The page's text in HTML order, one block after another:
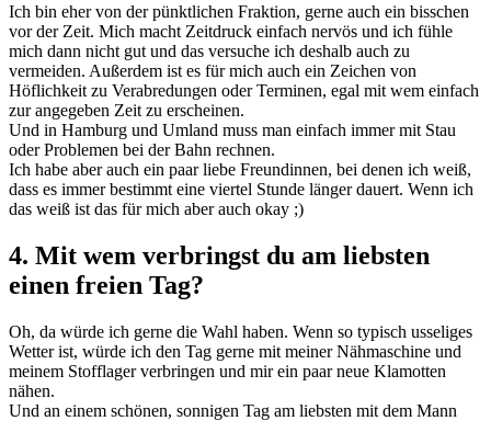
Ich bin eher von der pünktlichen Fraktion, gerne auch ein bisschen
vor der Zeit. Mich macht Zeitdruck einfach nervös und ich fühle
mich dann nicht gut und das versuche ich deshalb auch zu
vermeiden. Außerdem ist es für mich auch ein Zeichen von
Höflichkeit zu Verabredungen oder Terminen, egal mit wem einfach
zur angegeben Zeit zu erscheinen.
Und in Hamburg und Umland muss man einfach immer mit Stau
oder Problemen bei der Bahn rechnen.
Ich habe aber auch ein paar liebe Freundinnen, bei denen ich weiß,
dass es immer bestimmt eine viertel Stunde länger dauert. Wenn ich
das weiß ist das für mich aber auch okay ;)
4. Mit wem verbringst du am liebsten
einen freien Tag?
Oh, da würde ich gerne die Wahl haben. Wenn so typisch usseliges
Wetter ist, würde ich den Tag gerne mit meiner Nähmaschine und
meinem Stofflager verbringen und mir ein paar neue Klamotten
nähen.
Und an einem schönen, sonnigen Tag am liebsten mit dem Mann